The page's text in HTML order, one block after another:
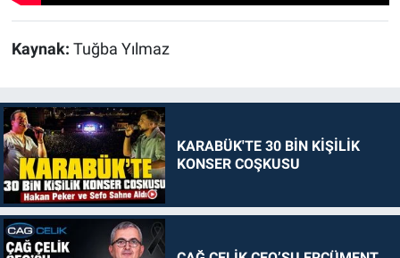
Kaynak: Tuğba Yılmaz
KARABÜK'TE 30 BİN KİŞİLİK
KONSER COŞKUSU